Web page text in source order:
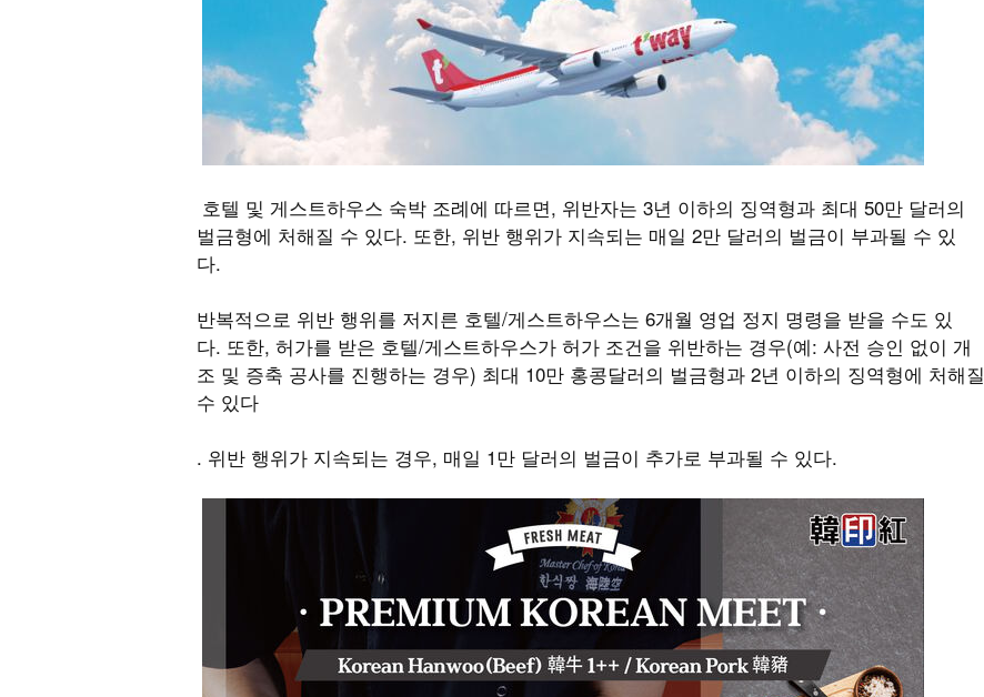
호텔 및 게스트하우스 숙박 조례에 따르면, 위반자는 3년 이하의 징역형과 최대 50만 달러의
벌금형에 처해질 수 있다. 또한, 위반 행위가 지속되는 매일 2만 달러의 벌금이 부과될 수 있
다.
반복적으로 위반 행위를 저지른 호텔/게스트하우스는 6개월 영업 정지 명령을 받을 수도 있
다. 또한, 허가를 받은 호텔/게스트하우스가 허가 조건을 위반하는 경우(예: 사전 승인 없이 개
조 및 증축 공사를 진행하는 경우) 최대 10만 홍콩달러의 벌금형과 2년 이하의 징역형에 처해질
수 있다
. 위반 행위가 지속되는 경우, 매일 1만 달러의 벌금이 추가로 부과될 수 있다.